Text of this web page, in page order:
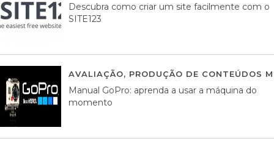
Descubra como criar um site facilmente com o
SITE123
AVALIAÇÃO, PRODUÇÃO DE CONTEÚDOS
Manual GoPro: aprenda a usar a máquina do
momento